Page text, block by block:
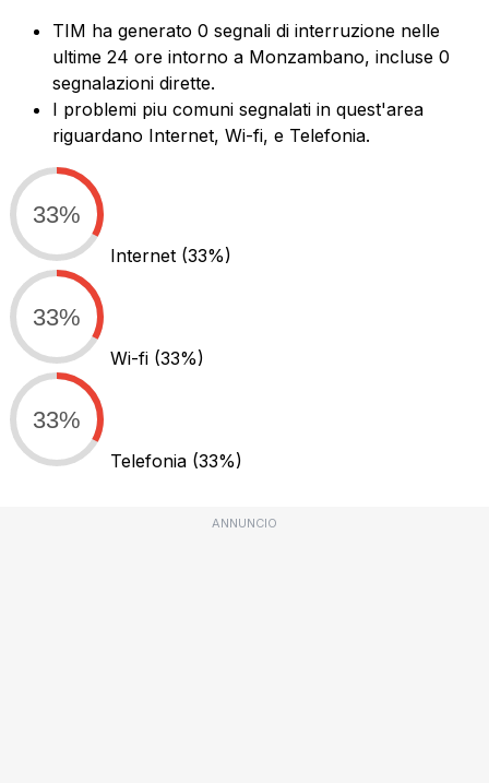
TIM ha generato 0 segnali di interruzione nelle
ultime 24 ore intorno a Monzambano, incluse 0
segnalazioni dirette.
I problemi piu comuni segnalati in quest'area
riguardano Internet, Wi-fi, e Telefonia.
33%
Internet (33%)
33%
Wi-fi (33%)
33%
Telefonia (33%)
ANNUNCIO